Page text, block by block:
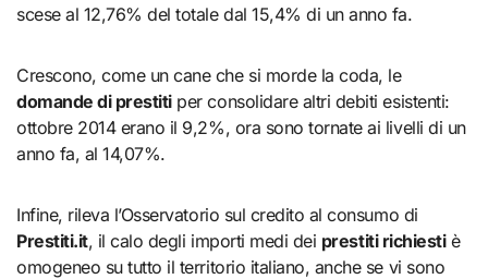
scese al 12,76% del totale dal 15,4% di un anno fa.
Crescono, come un cane che si morde la coda, le
domande di prestitiper consolidare altri debiti esistenti:
ottobre 2014 erano il 9,2%, ora sono tornate ai livelli di un
anno fa, al 14,07%.
Infine, rileva l’Osservatorio sul credito al consumo di
Prestiti.it, il calo degli importi medi dei prestiti richiestiè
omogeneo su tutto il territorio italiano, anche se vi sono